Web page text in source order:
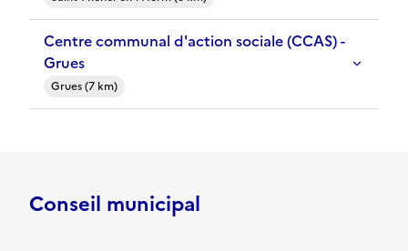
Centre communal d'action sociale (CCAS) -
Grues
Grues (7 km)
Conseil municipal